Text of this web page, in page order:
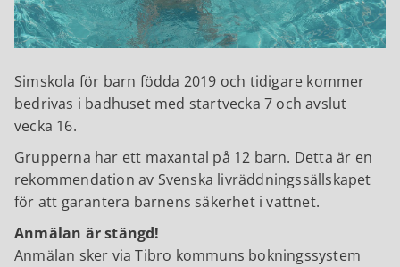
Simskola för barn födda 2019 och tidigare kommer
bedrivas i badhuset med startvecka 7 och avslut
vecka 16.
Grupperna har ett maxantal på 12 barn. Detta är en
rekommendation av Svenska livräddningssällskapet
för att garantera barnens säkerhet i vattnet.
Anmälan är stängd!
Anmälan sker via Tibro kommuns bokningssystem